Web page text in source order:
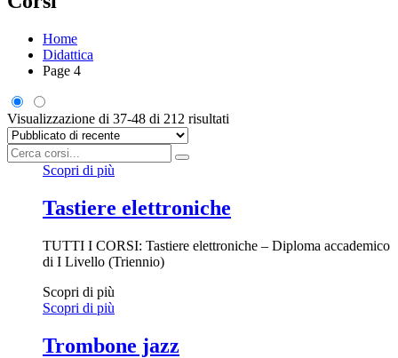
Home
Didattica
Page 4
Visualizzazione di 37-48 di 212 risultati
Scopri di più
Tastiere elettroniche
TUTTI I CORSI: Tastiere elettroniche – Diploma accademico
di I Livello (Triennio)
Scopri di più
Scopri di più
Trombone jazz